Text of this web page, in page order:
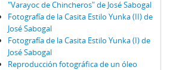
"Varayoc de Chincheros" de José Sabogal
Fotografía de la Casita Estilo Yunka (II) de
José Sabogal
Fotografía de la Casita Estilo Yunka (I) de
José Sabogal
Reproducción fotográfica de un óleo